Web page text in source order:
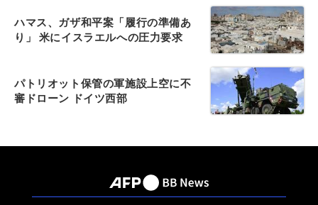
ハマス、ガザ和平案「履行の準備あ
り」 米にイスラエルへの圧力要求
パトリオット保管の軍施設上空に不
審ドローン ドイツ西部